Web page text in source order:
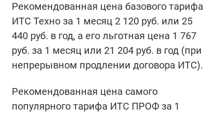
Рекомендованная цена базового тарифа
ИТС Техно за 1 месяц 2 120 руб. или 25
440 руб. в год, а его льготная цена 1 767
руб. за 1 месяц или 21 204 руб. в год (при
непрерывном продлении договора ИТС).
Рекомендованная цена самого
популярного тарифа ИТС ПРОФ за 1